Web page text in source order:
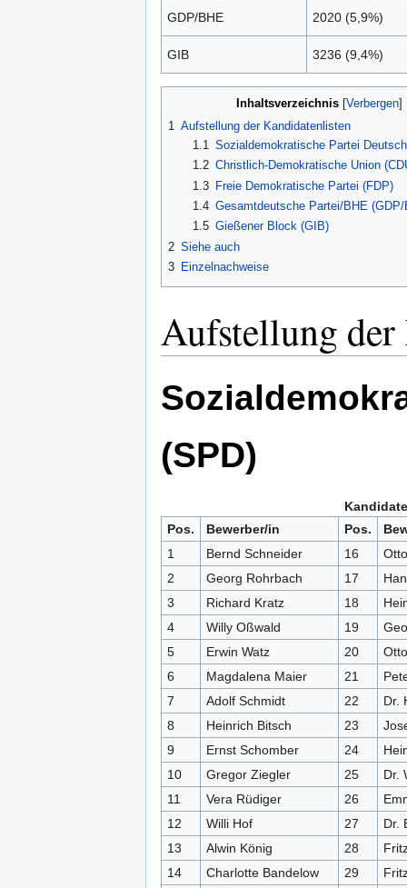
GDP/BHE 2020 (5,9%)
GIB 3236 (9,4%)
Inhaltsverzeichnis
1 Aufstellung der Kandidatenlisten
1.1 Sozialdemokratische Partei
1.2 Christlich-Demokratische Union
1.3 Freie Demokratische Partei (FDP)
1.4 Gesamtdeutsche Partei/BHE (GDP/
1.5 Gießener Block (GIB)
2 Siehe auch
3 Einzelnachweise
Aufstellung
(SPD)
Pos.
Bewerber/in Pos.
1
Bernd Schneider 16
2
Georg Rohrbach 17
3
Richard Kratz 18
4
Willy Oßwald 19
5
Erwin Watz 20
6
Magdalena Maier 21
7
Adolf Schmidt 22
Dr.
8
Heinrich Bitsch 23
9
Ernst Schomber 24
10
Gregor Ziegler 25
Dr.
11
Vera Rüdiger 26
12
Willi Hof 27
Dr.
13
Alwin König 28
14
Charlotte Bandelow 29